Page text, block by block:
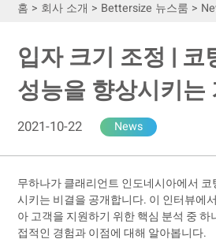
홈 > 회사 소개 > Bettersize 뉴스룸 >
입자 크기 조정 | 코
성능을 향상시키는
2021-10-22 News
무하나가 클래리언트 인도네시아에서
시키는 비결을 공개합니다. 이 인터뷰에
아 고객을 지원하기 위한 핵심 분석 중 하
접적인 경험과 이점에 대해 알아봅니다.